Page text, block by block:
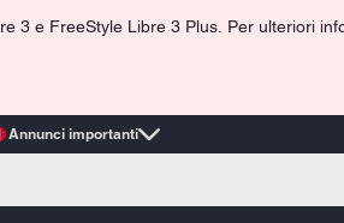
3 e FreeStyle Libre 3 Plus. Per ulteriori
Annunci importanti